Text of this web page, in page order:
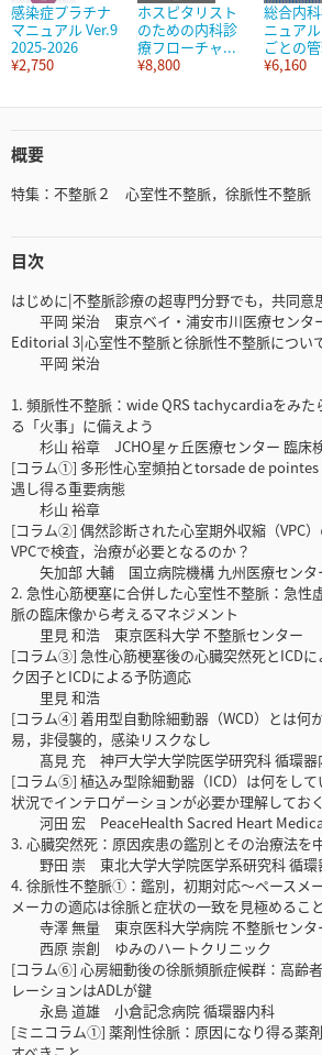
感染症プラチナ
マニュアル Ver.9
2025-2026
¥2,750
ホスピタリスト
のための内科診
療フローチャ...
¥8,800
総合内
ニュア
ごとの
¥6,160
概要
特集：不整脈２ 心室性不整脈，徐脈性不整脈
目次
はじめに|不整脈診療の超専門分野でも，共同意
平岡 栄治 東京ベイ・浦安市川医療センタ
Editorial 3|心室性不整脈と徐脈性不整脈につい
平岡 栄治
1. 頻脈性不整脈：wide QRS tachycardiaをみた
る「火事」に備えよう
杉山 裕章 JCHO星ヶ丘医療センター 臨床
[コラム①] 多形性心室頻拍とtorsade de pointes
遇し得る重要病態
杉山 裕章
[コラム②] 偶然診断された心室期外収縮（VPC
VPCで検査，治療が必要となるのか？
矢加部 大輔 国立病院機構 九州医療センタ
2. 急性心筋梗塞に合併した心室性不整脈：急性
脈の臨床像から考えるマネジメント
里見 和浩 東京医科大学 不整脈センター
[コラム③] 急性心筋梗塞後の心臓突然死とICDに
ク因子とICDによる予防適応
里見 和浩
[コラム④] 着用型自動除細動器（WCD）とは何
易，非侵襲的，感染リスクなし
髙見 充 神戸大学大学院医学研究科 循環器
[コラム⑤] 植込み型除細動器（ICD）は何をし
状況でインテロゲーションが必要か理解しておく
河田 宏 PeaceHealth Sacred Heart
3. 心臓突然死：原因疾患の鑑別とその治療法を
野田 崇 東北大学大学院医学系研究科 循環
4. 徐脈性不整脈①：鑑別，初期対応～ペースメ
メーカの適応は徐脈と症状の一致を見極めるこ
寺澤 無量 東京医科大学病院 不整脈センタ
西原 崇創 ゆみのハートクリニック
[コラム⑥] 心房細動後の徐脈頻脈症候群：高齢
レーションはADLが鍵
永島 道雄 小倉記念病院 循環器内科
[ミニコラム①] 薬剤性徐脈：原因になり得る薬